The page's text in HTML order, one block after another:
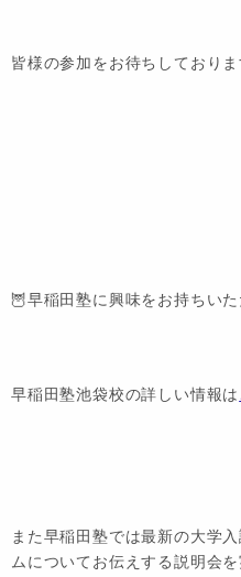
皆様の参加をお待ちしておりま
🦉早稲田塾に興味をお持ちい
早稲田塾池袋校の詳しい情報は
また早稲田塾では最新の大学
ムについてお伝えする説明会を